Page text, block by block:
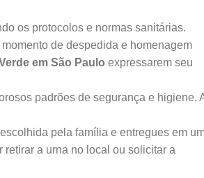
os protocolos e normas sanitárias.
de despedida e homenagem
em São Paulo expressarem seu
padrões de segurança e higiene.
pela família e entregues em
retirar a urna no local ou solicitar a